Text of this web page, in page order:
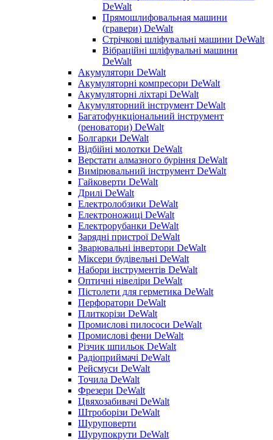
DeWalt
Прямошлифовальная машини
(гравери) DeWalt
Стрічкові шліфувальні машини DeWalt
Вібраційні шліфувальні машини
DeWalt
Акумулятори DeWalt
Акумуляторні компресори DeWalt
Акумуляторні ліхтарі DeWalt
Акумуляторний інструмент DeWalt
Багатофункціональний інструмент
(реноватори) DeWalt
Болгарки DeWalt
Відбійні молотки DeWalt
Верстати алмазного буріння DeWalt
Вимірювальний інструмент DeWalt
Гайковерти DeWalt
Дрилі DeWalt
Електролобзики DeWalt
Електроножиці DeWalt
Електрорубанки DeWalt
Зарядні пристрої DeWalt
Зварювальні інвертори DeWalt
Міксери будівельні DeWalt
Набори інструментів DeWalt
Оптичні нівеліри DeWalt
Пістолети для герметика DeWalt
Перфоратори DeWalt
Плиткорізи DeWalt
Промислові пилососи DeWalt
Промислові фени DeWalt
Різчик шпильок DeWalt
Радіоприймачі DeWalt
Рейсмуси DeWalt
Точила DeWalt
Фрезери DeWalt
Цвяхозабивачі DeWalt
Штроборізи DeWalt
Шуруповерти
Шурупокрути DeWalt